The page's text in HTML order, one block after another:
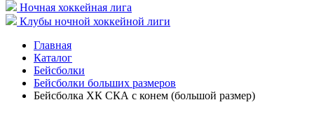
Ночная хоккейная лига
Клубы ночной хоккейной лиги
Главная
Каталог
Бейсболки
Бейсболки больших размеров
Бейсболка ХК СКА с конем (большой размер)